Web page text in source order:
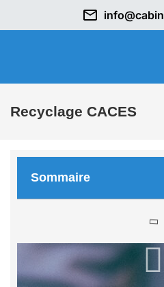
Recyclage CACES
Sommaire